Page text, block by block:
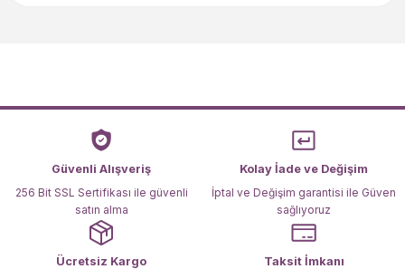
Ürün açıklamasında eksik bilgiler bulunuyor.
Ürün bilgilerinde hatalar bulunuyor.
Ürün fiyatı diğer sitelerden daha pahalı.
Bu ürüne benzer farklı alternatifler olmalı.
Güvenli Alışveriş
256 Bit SSL Sertifikası ile güvenli
satın alma
Kolay İade ve Değişim
İptal ve Değişim garantisi ile Güven
sağlıyoruz
Ücretsiz Kargo
Taksit İmkanı